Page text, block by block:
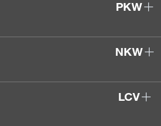
PKW
NKW
LCV